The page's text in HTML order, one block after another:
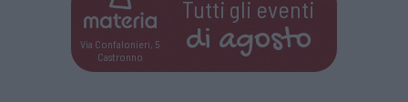
Via Confalonieri, 5
Castronno
Tutti gli eventi
di agosto